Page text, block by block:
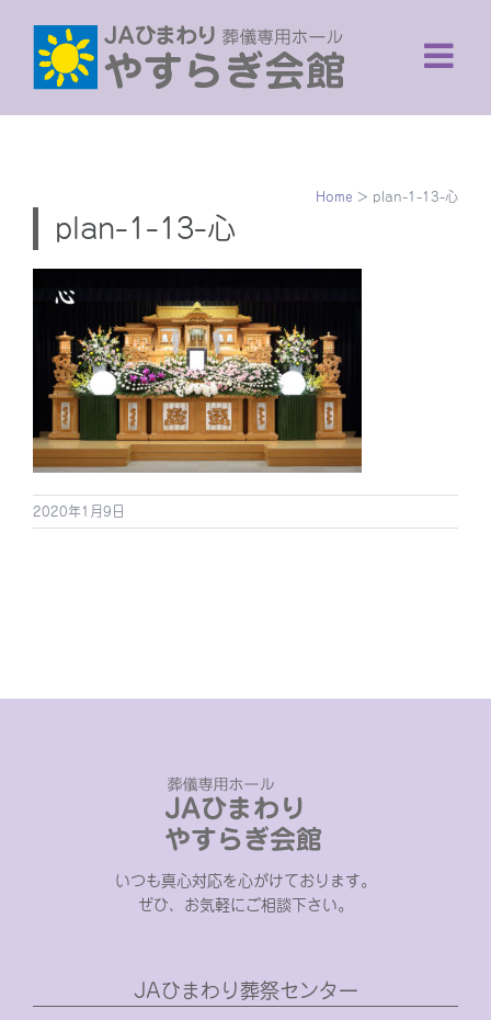
content
Home > plan-1-13-心
plan-1-13-心
2020年1月9日
いつも真心対応を心がけております。
ぜひ、お気軽にご相談下さい。
JAひまわり葬祭センター